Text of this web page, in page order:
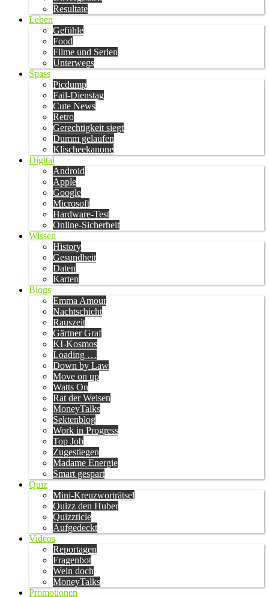
Resultate
Leben
Gefühle
Food
Filme und Serien
Unterwegs
Spass
Picdump
Fail-Dienstag
Cute News
Retro
Gerechtigkeit siegt
Dumm gelaufen
Klischeekanone
Digital
Android
Apple
Google
Microsoft
Hardware-Test
Online-Sicherheit
Wissen
History
Gesundheit
Daten
Karten
Blogs
Emma Amour
Nachtschicht
Rauszeit
Gärtner Graf
KI-Kosmos
Loading …
Down by Law
Move on up
Watts On
Rat der Weisen
MoneyTalks
Sektenblog
Work in Progress
Top Job
Zugestiegen
Madame Energie
Smart gespart
Quiz
Mini-Kreuzworträtsel
Quizz den Huber
Quizzticle
Aufgedeckt
Videos
Reportagen
Fragenbot
Wein doch
MoneyTalks
Promotionen